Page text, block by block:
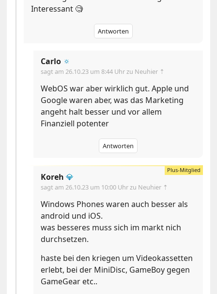
Interessant 🧐
Antworten
Carlo 🔅
sagt am26.10.23 um 8:44 Uhrzu Neuhier ⇡
WebOS war aber wirklich gut. Apple und
Google waren aber, was das Marketing
angeht halt besser und vor allem
Finanziell potenter
Antworten
Koreh 💎
sagt am26.10.23 um 10:00 Uhrzu Neuhier ⇡
Windows Phones waren auch besser als
android und iOS.
was besseres muss sich im markt nich
durchsetzen.
haste bei den kriegen um Videokassetten
erlebt, bei der MiniDisc, GameBoy gegen
GameGear etc..